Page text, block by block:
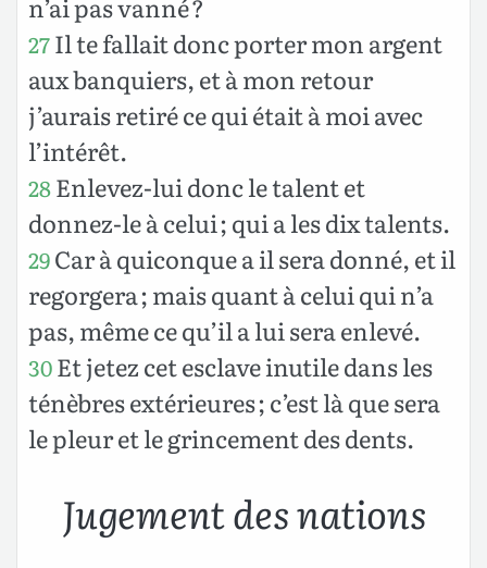
27Il te fallait donc porter mon argent
aux banquiers, et à mon retour
j’aurais retiré ce qui était à moi avec
l’intérêt.
28Enlevez-lui donc le talent et
donnez-le à celui ; qui a les dix talents.
29Car à quiconque a il sera donné, et il
regorgera ; mais quant à celui qui n’a
pas, même ce qu’il a lui sera enlevé.
30Et jetez cet esclave inutile dans les
ténèbres extérieures ; c’est là que sera
le pleur et le grincement des dents.
Jugement des nations